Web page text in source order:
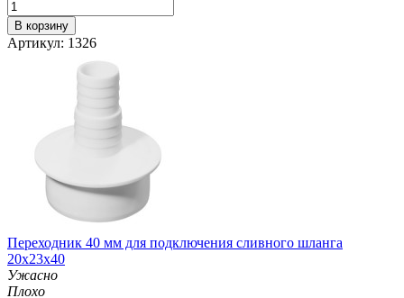
В корзину
Артикул: 1326
Переходник 40 мм для подключения сливного шланга
20х23х40
Ужасно
Плохо